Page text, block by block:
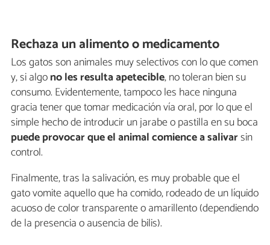
Rechaza un alimento o medicamento
Los gatos son animales muy selectivos con lo que comen
y, si algono les resulta apetecible, no toleran bien su
consumo. Evidentemente, tampoco les hace ninguna
gracia tener que tomar medicación vía oral, por lo que el
simple hecho de introducir un jarabe o pastilla en su boca
puede provocar que el animal comience a salivarsin
control.
Finalmente, tras la salivación, es muy probable que el
gato vomite aquello que ha comido, rodeado de un líquido
acuoso de color transparente o amarillento (dependiendo
de la presencia o ausencia de bilis).